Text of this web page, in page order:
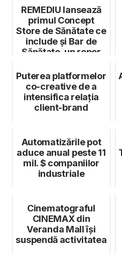
prim...
REMEDIU lansează
primul Concept
Store de Sănătate ce
include și Bar de
Sănătate, un reper
Puterea platformelor
co-creative de a
intensifica relația
client-brand
Automatizările pot
aduce anual peste 11
mil. $ companiilor
industriale
Cinematograful
CINEMAX din
Veranda Mall își
suspendă activitatea